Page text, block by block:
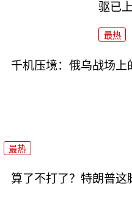
驱已
最热
千机压境：俄乌战场上
最热
算了不打了？特朗普这